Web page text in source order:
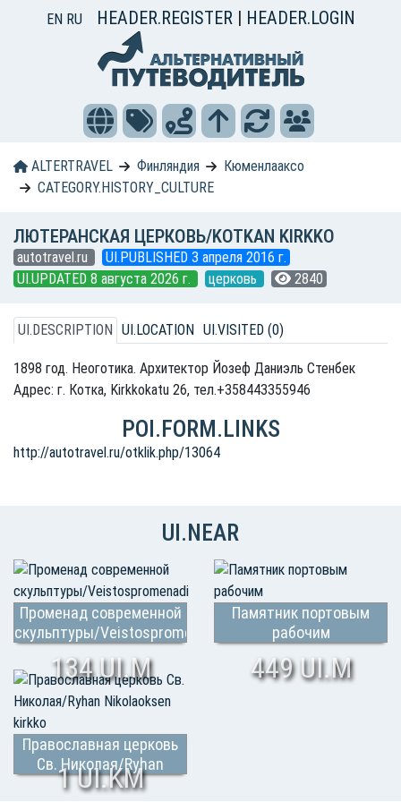
EN RU HEADER.REGISTER | HEADER.LOGIN
ALTERTRAVEL Финляндия
Кюменлааксо
CATEGORY.HISTORY_CULTURE
ЛЮТЕРАНСКАЯ ЦЕРКОВЬ/KOTKAN KIRKKO
autotravel.ru
UI.PUBLISHED 3 апреля 2016 г.
UI.UPDATED 8 августа 2026 г.
церковь 2840
UI.DESCRIPTION UI.LOCATION UI.VISITED (0)
1898 год. Неоготика. Архитектор Йозеф Даниэль Стенбек
Адрес: г. Котка, Kirkkokatu 26, тел.+358443355946
POI.FORM.LINKS
http://autotravel.ru/otklik.php/13064
UI.NEAR
Променад современной
скульптуры/Veistospromenadi
134 UI.M
Памятник портовым
рабочим
449 UI.M
Православная церковь
Св. Николая/Ryhan
Nikolaoksen kirkko
1 UI.KM